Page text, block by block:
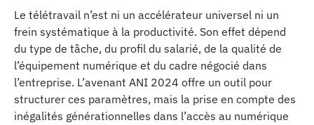
Le télétravail n’est ni un accélérateur universel ni un
frein systématique à la productivité. Son effet dépend
du type de tâche, du profil du salarié, de la qualité de
l’équipement numérique et du cadre négocié dans
l’entreprise. L’avenant ANI 2024 offre un outil pour
structurer ces paramètres, mais la prise en compte des
inégalités générationnelles dans l’accès au numérique